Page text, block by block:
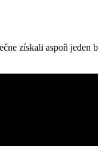
získali aspoň jeden